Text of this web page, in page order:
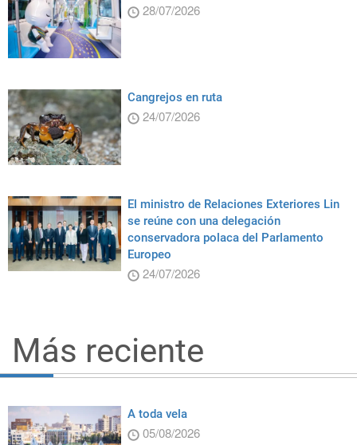
28/07/2026
Cangrejos en ruta
24/07/2026
El ministro de Relaciones Exteriores Lin
se reúne con una delegación
conservadora polaca del Parlamento
Europeo
24/07/2026
Más reciente
A toda vela
05/08/2026